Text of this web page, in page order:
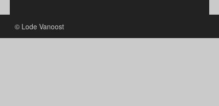
© Lode Vanoost